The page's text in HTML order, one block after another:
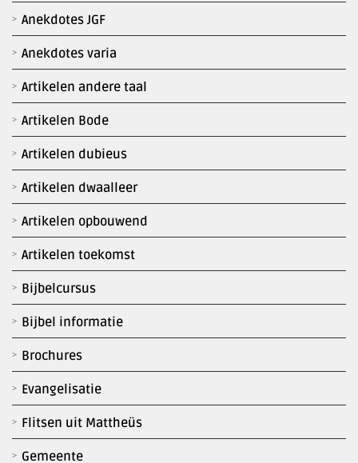
Anekdotes JGF
Anekdotes varia
Artikelen andere taal
Artikelen Bode
Artikelen dubieus
Artikelen dwaalleer
Artikelen opbouwend
Artikelen toekomst
Bijbelcursus
Bijbel informatie
Brochures
Evangelisatie
Flitsen uit Mattheüs
Gemeente